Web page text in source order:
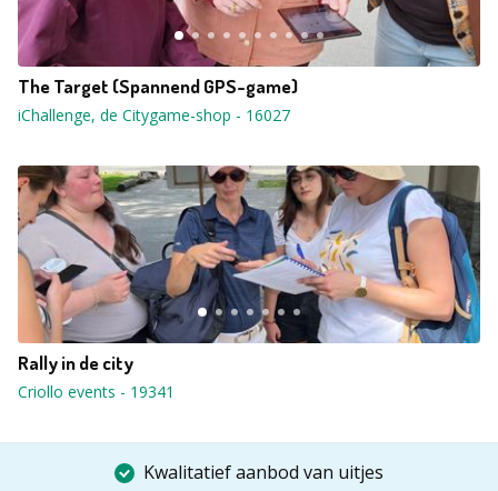
The Target (Spannend GPS-game)
iChallenge, de Citygame-shop - 16027
Rally in de city
Criollo events - 19341
Kwalitatief aanbod van uitjes